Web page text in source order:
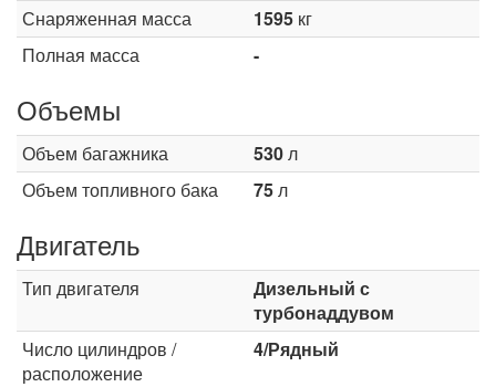
Снаряженная масса 1595 кг
Полная масса
-
Объемы
Объем багажника 530л
Объем топливного бака
75л
Двигатель
Тип двигателя
Дизельный с
турбонаддувом
Число цилиндров /
расположение
4/Рядный